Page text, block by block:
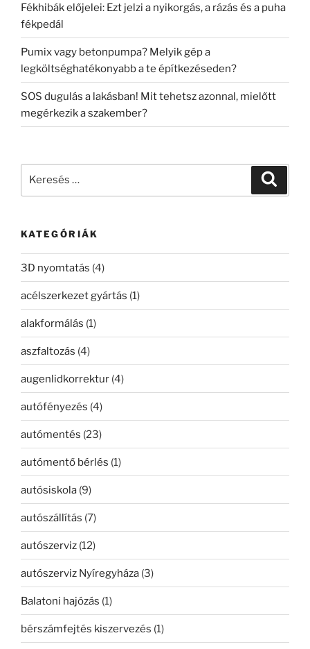
Fékhibák előjelei: Ezt jelzi a nyikorgás, a rázás és a puha
fékpedál
Pumix vagy betonpumpa? Melyik gép a
legköltséghatékonyabb a te építkezéseden?
SOS dugulás a lakásban! Mit tehetsz azonnal, mielőtt
megérkezik a szakember?
KATEGÓRIÁK
3D nyomtatás (4)
acélszerkezet gyártás (1)
alakformálás (1)
aszfaltozás (4)
augenlidkorrektur (4)
autófényezés (4)
autómentés (23)
autómentő bérlés (1)
autósiskola (9)
autószállítás (7)
autószerviz (12)
autószerviz Nyíregyháza (3)
Balatoni hajózás (1)
bérszámfejtés kiszervezés (1)